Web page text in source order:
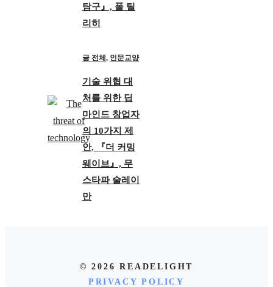
탐구』, 폴 틸
리히
글 전체, 인문교양
기술 위협 대
처를 위한 딥
마인드 창업자
의 10가지 제
안, 『더 커밍
웨이브』, 무
스타파 술레이
만
© 2026 READELIGHT
PRIVACY POLICY